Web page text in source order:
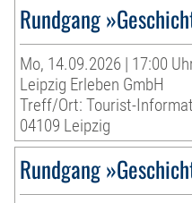
Rundgang
Mo, 14.09.2026 | 17:00
Leipzig Erleben GmbH
Treff/Ort: Tourist-
04109 Leipzig
Rundgang